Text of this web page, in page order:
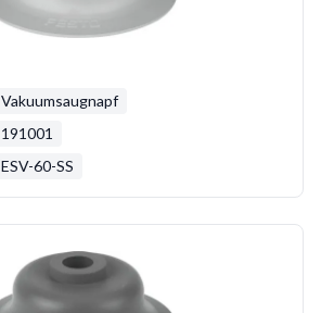
Vakuumsaugnapf
191001
ESV-60-SS